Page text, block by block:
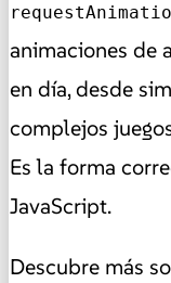
animaciones de
en día, desde
complejos
Es la forma
JavaScript.
Descubre más